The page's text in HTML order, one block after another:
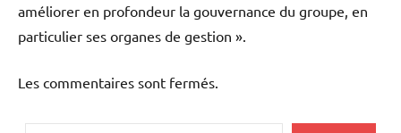
améliorer en profondeur la gouvernance du groupe, en
particulier ses organes de gestion ».
Les commentaires sont fermés.